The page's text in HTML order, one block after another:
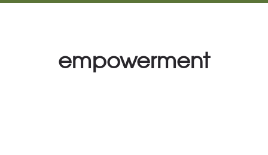
empowerment